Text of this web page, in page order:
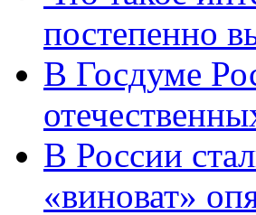
постепенно
В Госдуме
В России
«виноват»